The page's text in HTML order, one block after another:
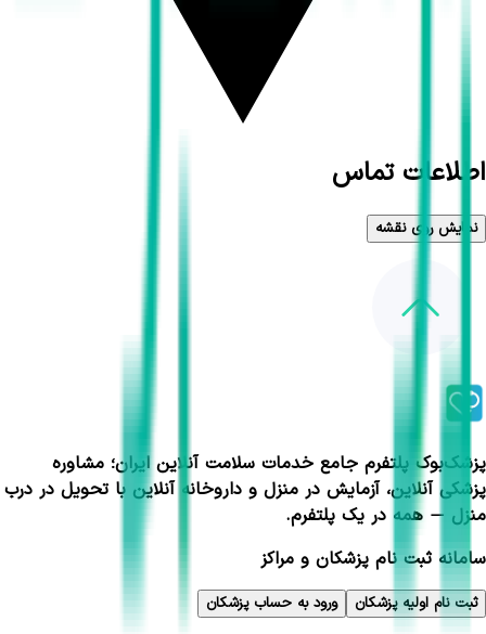
اطلاعات تماس
نمایش روی نقشه
پزشک‌بوک پلتفرم جامع خدمات سلامت آنلاین ایران؛ مشاوره
پزشکی آنلاین، آزمایش در منزل و داروخانه آنلاین با تحویل در درب
منزل — همه در یک پلتفرم.
سامانه ثبت نام پزشکان و مراکز
ثبت نام اولیه پزشکان ورود به حساب پزشکان